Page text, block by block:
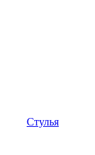
Стулья